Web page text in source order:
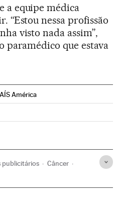
a equipe médica
“Estou nessa profissão
visto nada assim”,
paramédico que estava
América
Instagram
en Facebook
publicitários Câncer